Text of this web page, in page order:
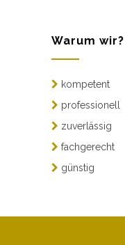
Warum wir?
kompetent
professionell
zuverlässig
fachgerecht
günstig